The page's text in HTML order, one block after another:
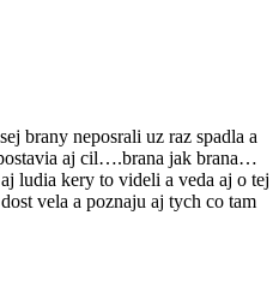
brany neposrali uz raz spadla a
aj cil….brana jak brana…
ludia kery to videli a veda aj o tej
vela a poznaju aj tych co tam